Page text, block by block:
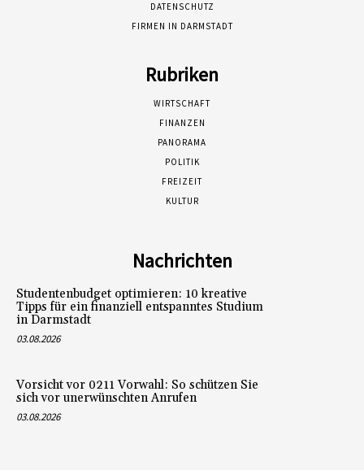
DATENSCHUTZ
FIRMEN IN DARMSTADT
Rubriken
WIRTSCHAFT
FINANZEN
PANORAMA
POLITIK
FREIZEIT
KULTUR
Nachrichten
Studentenbudget optimieren: 10 kreative
Tipps für ein finanziell entspanntes Studium
in Darmstadt
03.08.2026
Vorsicht vor 0211 Vorwahl: So schützen Sie
sich vor unerwünschten Anrufen
03.08.2026